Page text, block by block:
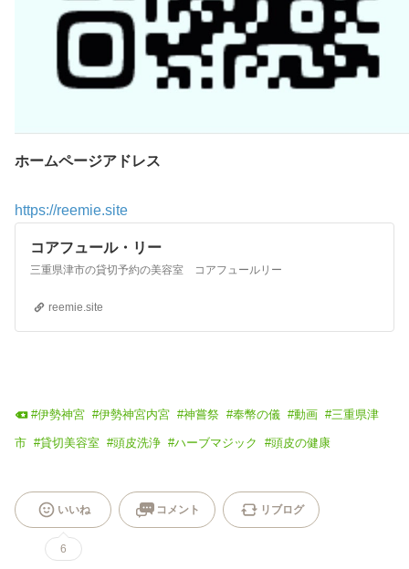
ホームページアドレス
https://reemie.site
コアフュール・リー
三重県津市の貸切予約の美容室 コアフュールリー
reemie.site
#伊勢神宮 #伊勢神宮内宮 #神嘗祭 #奉幣の儀 #動画 #三重県津
市 #貸切美容室 #頭皮洗浄 #ハーブマジック #頭皮の健康
いいね
6
コメント リブログ